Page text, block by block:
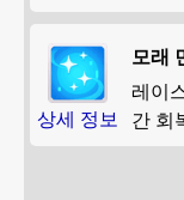
상세 정보
모래
레이
간 회